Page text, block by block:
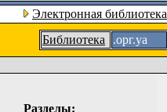
Электронная библиотека
Библиотека
.орг.уа
Разделы: